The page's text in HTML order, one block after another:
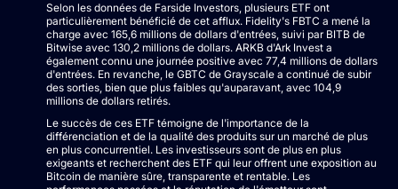
Selon les données de Farside Investors, plusieurs ETF ont
particulièrement bénéficié de cet afflux. Fidelity's FBTC a mené la
charge avec 165,6 millions de dollars d'entrées, suivi par BITB de
Bitwise avec 130,2 millions de dollars. ARKB d'Ark Invest a
également connu une journée positive avec 77,4 millions de dollars
d'entrées. En revanche, le GBTC de Grayscale a continué de subir
des sorties, bien que plus faibles qu'auparavant, avec 104,9
millions de dollars retirés.
Le succès de ces ETF témoigne de l'importance de la
différenciation et de la qualité des produits sur un marché de plus
en plus concurrentiel. Les investisseurs sont de plus en plus
exigeants et recherchent des ETF qui leur offrent une exposition au
Bitcoin de manière sûre, transparente et rentable. Les